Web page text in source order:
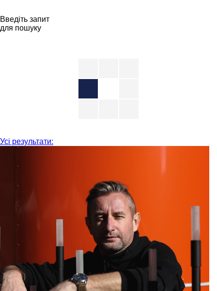
Введіть запит
для пошуку
Усі результати: